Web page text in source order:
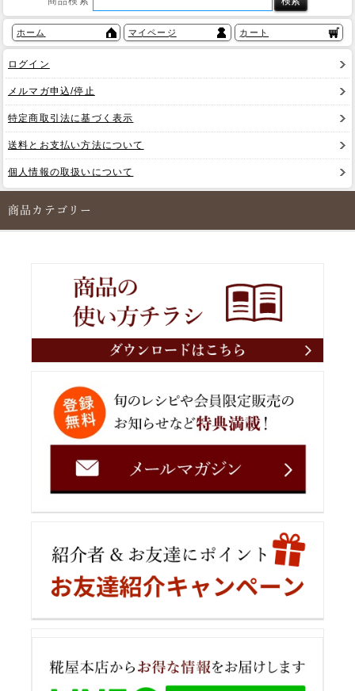
ホーム マイページ カート
ログイン
メルマガ申込/停止
特定商取引法に基づく表示
送料とお支払い方法について
個人情報の取扱いについて
商品カテゴリー